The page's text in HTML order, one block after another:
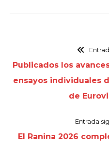
Publicados los
ensayos individuales
de
Entrada
El Ranina 2026